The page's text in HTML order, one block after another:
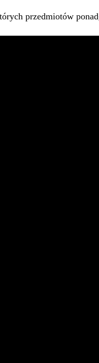
przedmiotów